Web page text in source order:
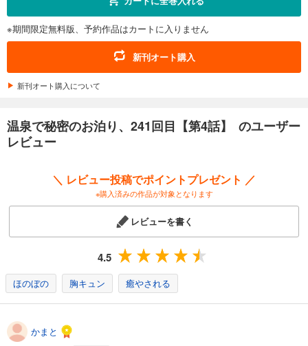
温泉で秘密のお泊り、241回目【第12話】
円 (税込)
温泉で秘密のお泊り、241回目【第13話】
続巻入荷
あらすじを表示する
※期間限定無料版、予約作品はカートに入りません
新刊オート購入
新刊オート購入について
温泉で秘密のお泊り、241回目【第4話】 のユーザー
レビュー
＼ レビュー投稿でポイントプレゼント ／
※購入済みの作品が対象となります
レビューを書く
4.5
ほのぼの 胸キュン 癒やされる
かまと